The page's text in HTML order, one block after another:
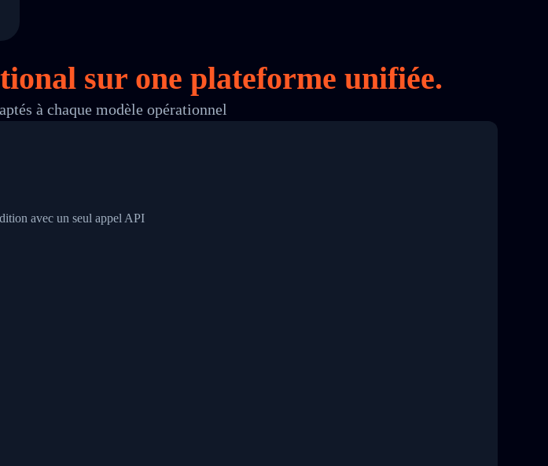
HONG KONG-HONG KONG,2017-03-08 04:22:00"
sur one plateforme unifiée.
à chaque modèle opérationnel
avec un seul appel API